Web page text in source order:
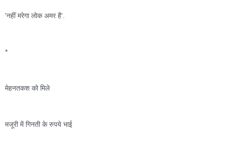
'नहीं मरेगा लोक अमर है'.
*
मेहनतकश को मिले
मजूरी में गिनती के रुपये भाई